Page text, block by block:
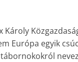
Károly
Európa egyik